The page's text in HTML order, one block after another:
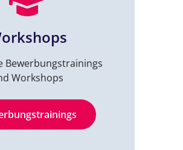
Bewerbungstrainings
Workshops